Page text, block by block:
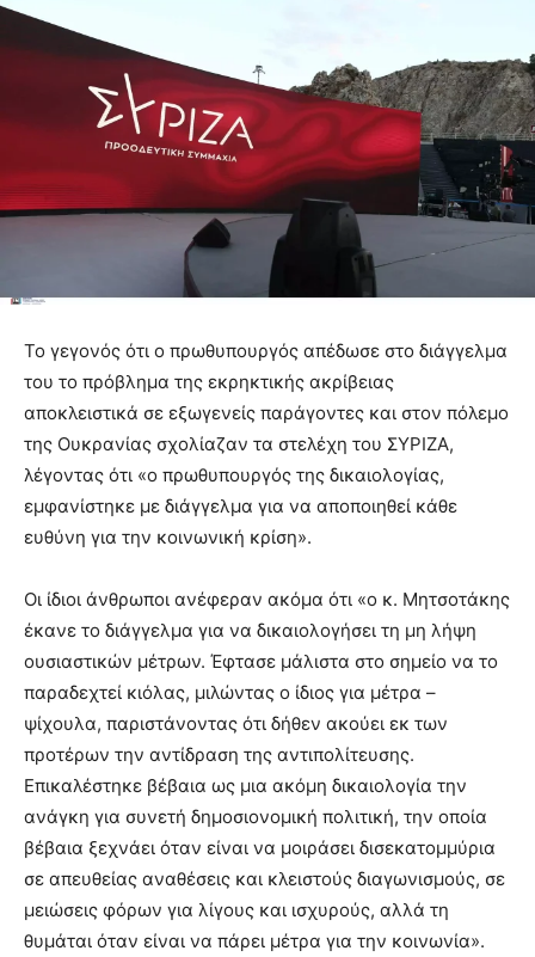
Το γεγονός ότι ο πρωθυπουργός απέδωσε στο διάγγελμα
του το πρόβλημα της εκρηκτικής ακρίβειας
αποκλειστικά σε εξωγενείς παράγοντες και στον πόλεμο
της Ουκρανίας σχολίαζαν τα στελέχη του ΣΥΡΙΖΑ,
λέγοντας ότι «ο πρωθυπουργός της δικαιολογίας,
εμφανίστηκε με διάγγελμα για να αποποιηθεί κάθε
ευθύνη για την κοινωνική κρίση».
Οι ίδιοι άνθρωποι ανέφεραν ακόμα ότι «ο κ. Μητσοτάκης
έκανε το διάγγελμα για να δικαιολογήσει τη μη λήψη
ουσιαστικών μέτρων. Έφτασε μάλιστα στο σημείο να το
παραδεχτεί κιόλας, μιλώντας ο ίδιος για μέτρα –
ψίχουλα, παριστάνοντας ότι δήθεν ακούει εκ των
προτέρων την αντίδραση της αντιπολίτευσης.
Επικαλέστηκε βέβαια ως μια ακόμη δικαιολογία την
ανάγκη για συνετή δημοσιονομική πολιτική, την οποία
βέβαια ξεχνάει όταν είναι να μοιράσει δισεκατομμύρια
σε απευθείας αναθέσεις και κλειστούς διαγωνισμούς, σε
μειώσεις φόρων για λίγους και ισχυρούς, αλλά τη
θυμάται όταν είναι να πάρει μέτρα για την κοινωνία».